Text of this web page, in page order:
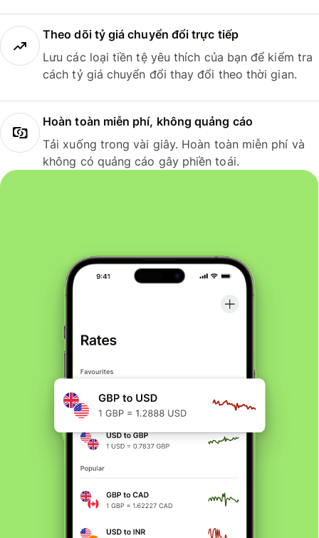
Theo dõi tỷ giá chuyển đổi trực tiếp
Lưu các loại tiền tệ yêu thích của bạn để kiểm tra
cách tỷ giá chuyển đổi thay đổi theo thời gian.
Hoàn toàn miễn phí, không quảng cáo
Tải xuống trong vài giây. Hoàn toàn miễn phí và
không có quảng cáo gây phiền toái.